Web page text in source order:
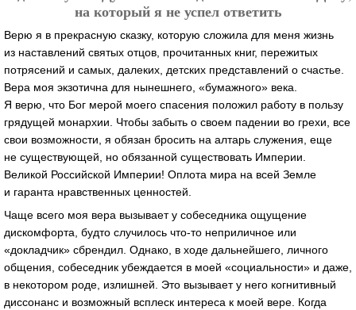
на который я не успел ответить
Верю я в прекрасную сказку, которую сложила для меня жизнь
из наставлений святых отцов, прочитанных книг, пережитых
потрясений и самых, далеких, детских представлений о счастье.
Вера моя экзотична для нынешнего, «бумажного» века.
Я верю, что Бог мерой моего спасения положил работу в пользу
грядущей монархии. Чтобы забыть о своем падении во грехи, все
свои возможности, я обязан бросить на алтарь служения, еще
не существующей, но обязанной существовать Империи.
Великой Российской Империи! Оплота мира на всей Земле
и гаранта нравственных ценностей.
Чаще всего моя вера вызывает у собеседника ощущение
дискомфорта, будто случилось что-то неприличное или
«докладчик» сбрендил. Однако, в ходе дальнейшего, личного
общения, собеседник убеждается в моей «социальности» и даже,
в некотором роде, излишней. Это вызывает у него когнитивный
диссонанс и возможный всплеск интереса к моей вере. Когда